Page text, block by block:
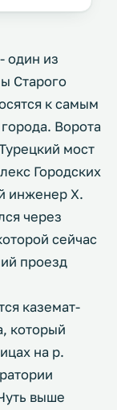
один из
Старого
к самым
Ворота
мост
Городских
инженер X.
через
сейчас
проезд
каземат-
который
на р.
выше